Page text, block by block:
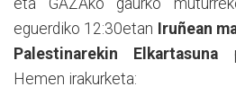
eguerdiko 12:30etan Iruñean
Palestinarekin Elkartasuna
Hemen irakurketa: